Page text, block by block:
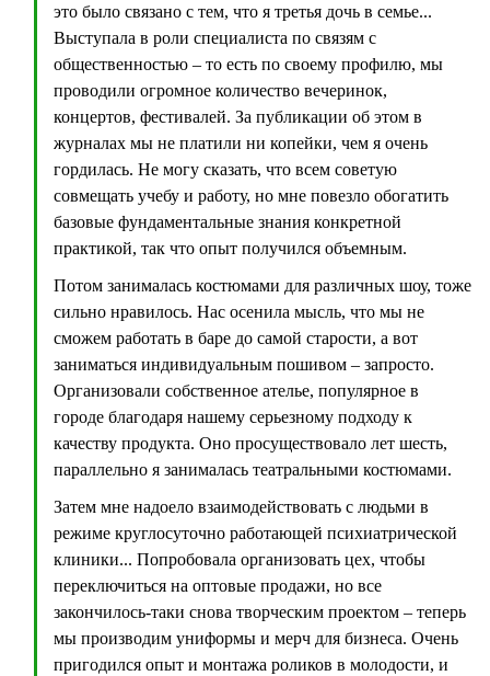
это было связано с тем, что я третья дочь в семье...
Выступала в роли специалиста по связям с
общественностью – то есть по своему профилю, мы
проводили огромное количество вечеринок,
концертов, фестивалей. За публикации об этом в
журналах мы не платили ни копейки, чем я очень
гордилась. Не могу сказать, что всем советую
совмещать учебу и работу, но мне повезло обогатить
базовые фундаментальные знания конкретной
практикой, так что опыт получился объемным.
Потом занималась костюмами для различных шоу, тоже
сильно нравилось. Нас осенила мысль, что мы не
сможем работать в баре до самой старости, а вот
заниматься индивидуальным пошивом – запросто.
Организовали собственное ателье, популярное в
городе благодаря нашему серьезному подходу к
качеству продукта. Оно просуществовало лет шесть,
параллельно я занималась театральными костюмами.
Затем мне надоело взаимодействовать с людьми в
режиме круглосуточно работающей психиатрической
клиники... Попробовала организовать цех, чтобы
переключиться на оптовые продажи, но все
закончилось-таки снова творческим проектом – теперь
мы производим униформы и мерч для бизнеса. Очень
пригодился опыт и монтажа роликов в молодости, и